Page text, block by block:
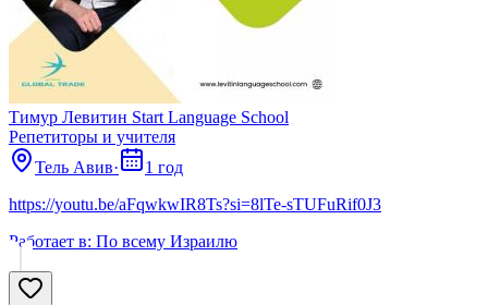
Тимур Левитин Start Language School
Репетиторы и учителя
Тель Авив·
1 год
https://youtu.be/aFqwkwIR8Ts?si=8lTe-sTUFuRif0J3
Работает в: По всему Израилю